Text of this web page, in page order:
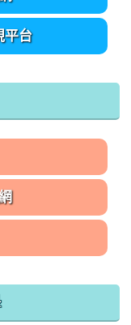
平台